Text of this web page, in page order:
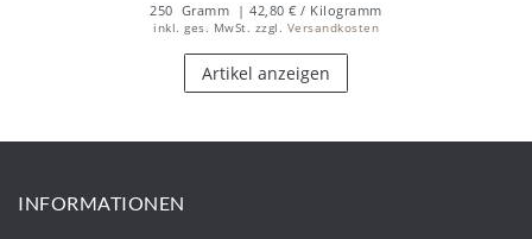
250 Gramm | 42,80 € / Kilogramm
inkl. ges. MwSt. zzgl. Versandkosten
Artikel anzeigen
INFORMATIONEN